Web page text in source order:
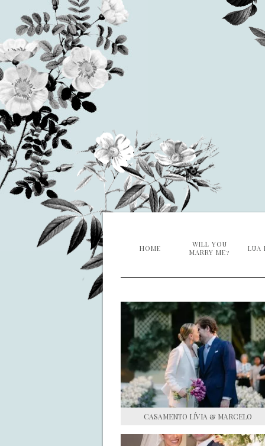
HOME
WILL YOU
MARRY ME?
LUA
CASAMENTO LÍVIA & MARCELO